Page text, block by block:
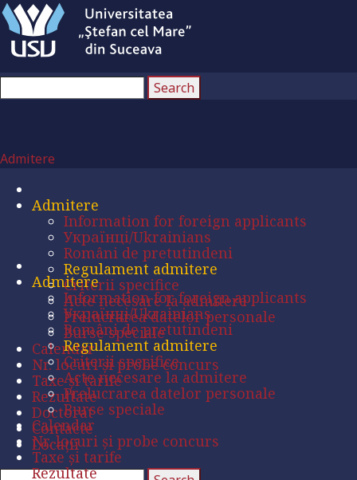
Admitere
Admitere
Information for foreign applicants
Українці/Ukrainians
Români de pretutindeni
Regulament admitere
Criterii specifice
Acte necesare la admitere
Prelucrarea datelor personale
Burse speciale
Calendar
Nr. locuri și probe concurs
Taxe și tarife
Rezultate
Doctorat
Contacte
Locații
Admitere
Information for foreign applicants
Українці/Ukrainians
Români de pretutindeni
Regulament admitere
Criterii specifice
Acte necesare la admitere
Prelucrarea datelor personale
Burse speciale
Calendar
Nr. locuri și probe concurs
Taxe și tarife
Rezultate